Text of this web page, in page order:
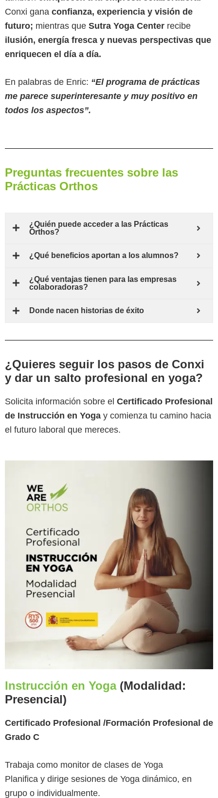
Conxi gana confianza, experiencia y visión de
futuro; mientras que Sutra Yoga Center recibe
ilusión, energía fresca y nuevas perspectivas que
enriquecen el día a día.
En palabras de Enric: “El programa de prácticas
me parece superinteresante y muy positivo en
todos los aspectos”.
Preguntas frecuentes sobre las
Prácticas Orthos
¿Quién puede acceder a las Prácticas
Orthos?
¿Qué beneficios aportan a los alumnos?
¿Qué ventajas tienen para las empresas
colaboradoras?
Donde nacen historias de éxito
¿Quieres seguir los pasos de Conxi
y dar un salto profesional en yoga?
Solicita información sobre el Certificado Profesional
de Instrucción en Yoga y comienza tu camino hacia
el futuro laboral que mereces.
Instrucción en Yoga(Modalidad:
Presencial)
Certificado Profesional /Formación Profesional de
Grado C
Trabaja como monitor de clases de Yoga
Planifica y dirige sesiones de Yoga dinámico, en
grupo o individualmente.